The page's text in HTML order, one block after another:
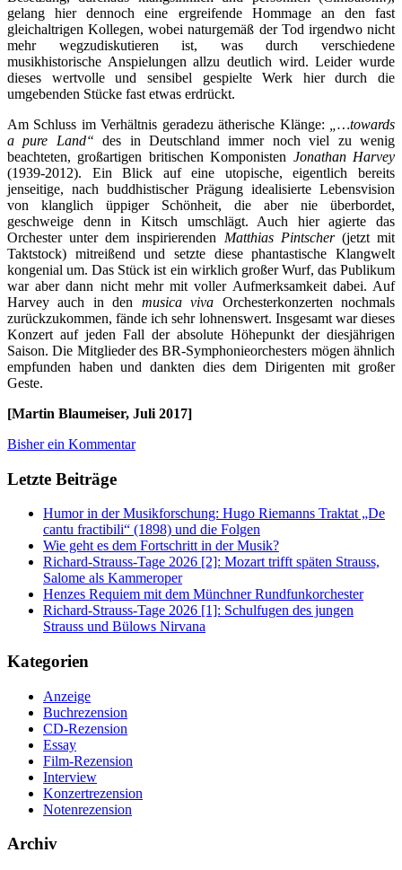
gelang hier dennoch eine ergreifende Hommage an den fast
gleichaltrigen Kollegen, wobei naturgemäß der Tod irgendwo nicht
mehr wegzudiskutieren ist, was durch verschiedene
musikhistorische Anspielungen allzu deutlich wird. Leider wurde
dieses wertvolle und sensibel gespielte Werk hier durch die
umgebenden Stücke fast etwas erdrückt.
Am Schluss im Verhältnis geradezu ätherische Klänge:
„…towards
a pure Land“des in Deutschland immer noch viel zu wenig
beachteten, großartigen britischen Komponisten Jonathan Harvey
(1939-2012). Ein Blick auf eine utopische, eigentlich bereits
jenseitige, nach buddhistischer Prägung idealisierte Lebensvision
von klanglich üppiger Schönheit, die aber nie überbordet,
geschweige denn in Kitsch umschlägt. Auch hier agierte das
Orchester unter dem inspirierenden Matthias Pintscher (jetzt mit
Taktstock) mitreißend und setzte diese phantastische Klangwelt
kongenial um. Das Stück ist ein wirklich großer Wurf, das Publikum
war aber dann nicht mehr mit voller Aufmerksamkeit dabei. Auf
Harvey auch in den musica viva Orchesterkonzerten nochmals
zurückzukommen, fände ich sehr lohnenswert. Insgesamt war dieses
Konzert auf jeden Fall der absolute Höhepunkt der diesjährigen
Saison. Die Mitglieder des BR-Symphonieorchesters mögen ähnlich
empfunden haben und dankten dies dem Dirigenten mit großer
Geste.
[Martin Blaumeiser, Juli 2017]
Bisher ein Kommentar
Letzte Beiträge
Humor in der Musikforschung: Hugo Riemanns Traktat „De
cantu fractibili“ (1898) und die Folgen
Wie geht es dem Fortschritt in der Musik?
Richard-Strauss-Tage 2026 [2]: Mozart trifft späten Strauss,
Salome als Kammeroper
Henzes Requiem mit dem Münchner Rundfunkorchester
Richard-Strauss-Tage 2026 [1]: Schulfugen des jungen
Strauss und Bülows Nirvana
Kategorien
Anzeige
Buchrezension
CD-Rezension
Essay
Film-Rezension
Interview
Konzertrezension
Notenrezension
Archiv